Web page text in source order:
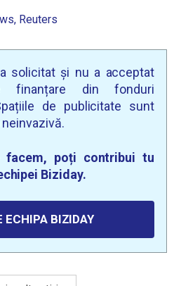
Reuters
solicitat și nu a acceptat
din fonduri
de publicitate sunt
neinvazivă.
facem, poți contribui tu
Biziday.
ECHIPA BIZIDAY